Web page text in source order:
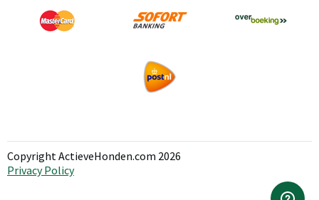
Copyright ActieveHonden.com 2026
Privacy Policy